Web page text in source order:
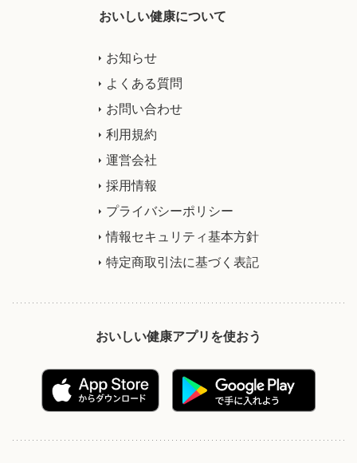
おいしい健康について
お知らせ
よくある質問
お問い合わせ
利用規約
運営会社
採用情報
プライバシーポリシー
情報セキュリティ基本方針
特定商取引法に基づく表記
おいしい健康アプリを使おう